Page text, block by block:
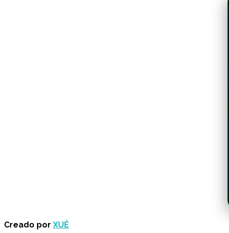
Creado por XUÉ